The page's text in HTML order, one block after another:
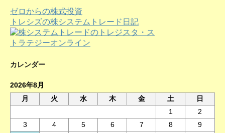
ブ
ゼロからの株式投資
トレシズの株システムトレード日記
カレンダー
2026年8月
月
火 水 木 金 土
日
1
2
3
4 5 6 7 8
9